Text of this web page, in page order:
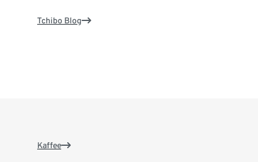
Tchibo Blog
Kaffee